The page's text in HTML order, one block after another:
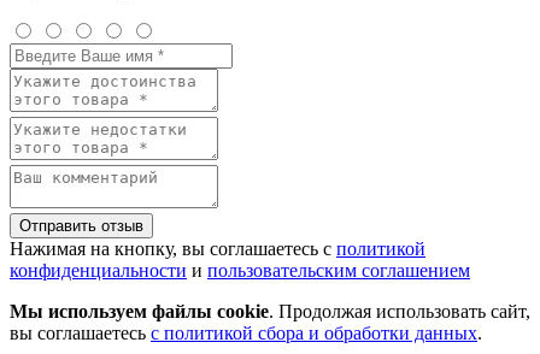
Отправить отзыв
Нажимая на кнопку, вы соглашаетесь с политикой
конфиденциальности и пользовательским соглашением
Мы используем файлы cookie. Продолжая использовать сайт,
вы соглашаетесь с политикой сбора и обработки данных.